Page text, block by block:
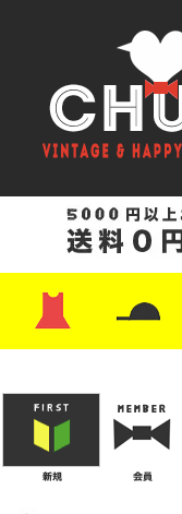
・レザーシュ